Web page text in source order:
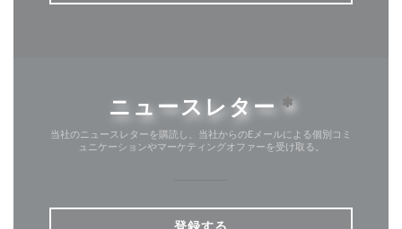
ニュースレター *
当社のニュースレターを購読し、当社からのEメールによる個別コミ
ュニケーションやマーケティングオファーを受け取る。